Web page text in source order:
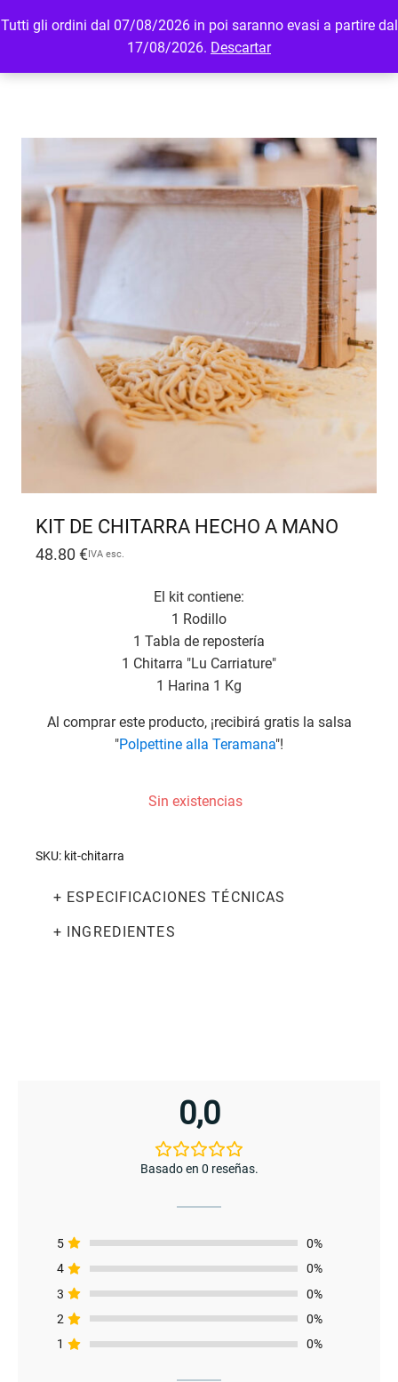
Tutti gli ordini dal 07/08/2026 in poi saranno evasi a partire dal
17/08/2026. Descartar
MENU LOGIN
KIT DE CHITARRA HECHO A MANO
48.80 €IVA esc.
El kit contiene:
1 Rodillo
1 Tabla de repostería
1 Chitarra "Lu Carriature"
1 Harina 1 Kg
Al comprar este producto, ¡recibirá gratis la salsa
"Polpettine alla Teramana"!
Sin existencias
SKU: kit-chitarra
+ ESPECIFICACIONES TÉCNICAS
+ INGREDIENTES
0,0
Basado en 0 reseñas.
5
0%
4
0%
3
0%
2
0%
1
0%